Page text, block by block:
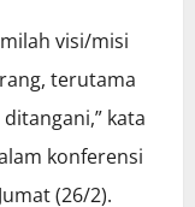
visi/misi
terutama
kata
konferensi
(26/2).